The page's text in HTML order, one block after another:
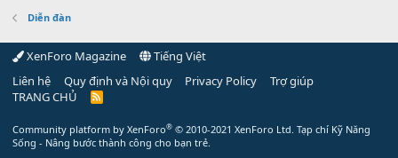
Diễn đàn
XenForo Magazine
Tiếng Việt
Liên hệ
Quy định và Nội quy Privacy Policy
Trợ giúp
TRANG CHỦ
R
Community platform by XenForo® © 2010-2021 XenForo Ltd. Tạp chí Kỹ Năng
Sống - Nâng bước thành công cho bạn trẻ.